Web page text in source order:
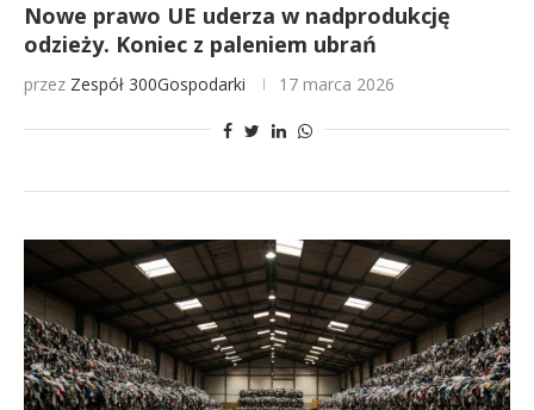
Nowe prawo UE uderza w nadprodukcję
odzieży. Koniec z paleniem ubrań
przez Zespół 300Gospodarki 17 marca 2026